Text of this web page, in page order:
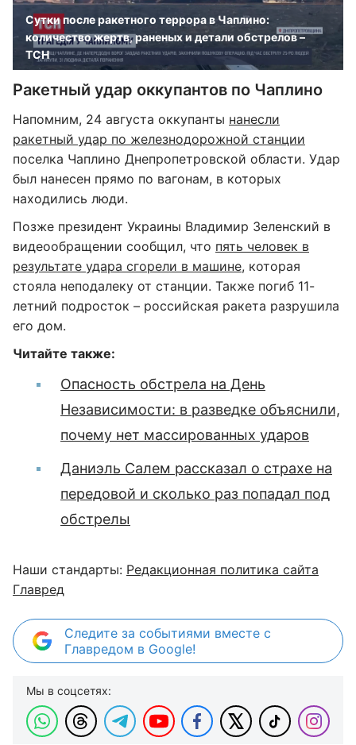
Сутки после ракетного террора в Чаплино:
количество жертв, раненых и детали обстрелов –
ТСН
Ракетный удар оккупантов по Чаплино
Напомним, 24 августа оккупанты нанесли
ракетный удар по железнодорожной станции
поселка Чаплино Днепропетровской области. Удар
был нанесен прямо по вагонам, в которых
находились люди.
Позже президент Украины Владимир Зеленский в
видеообращении сообщил, что пять человек в
результате удара сгорели в машине, которая
стояла неподалеку от станции. Также погиб 11-
летний подросток – российская ракета разрушила
его дом.
Читайте также:
Опасность обстрела на День
Независимости: в разведке объяснили,
почему нет массированных ударов
Даниэль Салем рассказал о страхе на
передовой и сколько раз попадал под
обстрелы
Наши стандарты: Редакционная политика сайта
Главред
Следите за событиями вместе с
Главредом в Google!
Мы в соцсетях: